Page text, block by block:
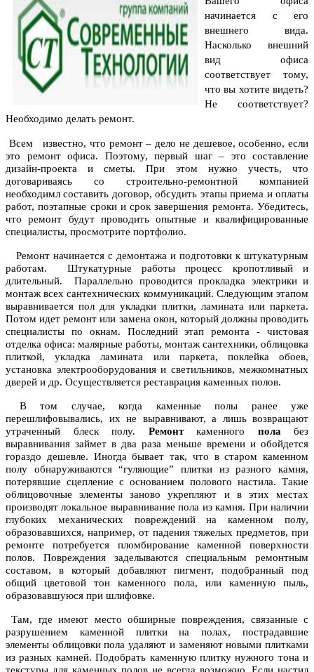
начинается с его
внешнего вида.
Насколько внешний
вид офиса
соответствует тому,
что вы хотите видеть?
Не соответствует?
Необходимо делать ремонт.
Всем известно, что ремонт – дело не дешевое, особенно, если
это ремонт офиса. Поэтому, первый шаг – это составление
дизайн-проекта и сметы. При этом нужно учесть, что
договариваясь со строительно-ремонтной компанией
необходимл составить договор, обсудить этапы приема и оплаты
работ, поэтапные сроки и срок завершения ремонта. Убедитесь,
что ремонт будут проводить опытные и квалифицированные
специалисты, просмотрите портфолио.
Ремонт начинается с демонтажа и подготовки к штукатурным
работам. Штукатурные работы процесс кропотливый и
длительный. Параллельно проводится прокладка электрики и
монтаж всех сантехнических коммуникаций. Следующим этапом
выравнивается пол для укладки плитки, ламината или паркета.
Потом идет ремонт или замена окон, который должны проводить
специалисты по окнам. Последний этап ремонта - чистовая
отделка офиса: малярные работы, монтаж сантехники, облицовка
плиткой, укладка ламината или паркета, поклейка обоев,
установка электрооборудования и светильников, межкомнатных
дверей и др. Осуществляется реставрация каменных полов.
В том случае, когда каменные полы ранее уже
перешлифовывались, их не выравнивают, а лишь возвращают
утраченный блеск полу. Ремонткаменного полабез
выравнивания займет в два раза меньше времени и обойдется
гораздо дешевле. Иногда бывает так, что в старом каменном
полу обнаруживаются “гуляющие” плитки из разного камня,
потерявшие сцепление с основанием полового настила. Такие
облицовочные элементы заново укрепляют и в этих местах
производят локальное выравнивание пола из камня. При наличии
глубоких механических повреждений на каменном полу,
образовавшихся, например, от падения тяжелых предметов, при
ремонте потребуется пломбирование каменной поверхности
полов. Повреждения заделываются специальным ремонтным
составом, в который добавляют пигмент, подобранный под
общий цветовой тон каменного пола, или каменную пыль,
образовавшуюся при шлифовке.
Там, где имеют место обширные повреждения, связанные с
разрушением каменной плитки на полах, пострадавшие
элементы облицовки пола удаляют и заменяют новыми плитками
из разных камней. Подобрать каменную плитку нужного тона и